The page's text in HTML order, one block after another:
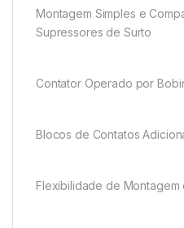
Montagem Simples e
Supressores de Surto
Contator Operado por
Blocos de Contatos
Flexibilidade de Montagem